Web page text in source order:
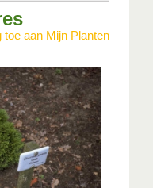
toe aan Mijn Planten